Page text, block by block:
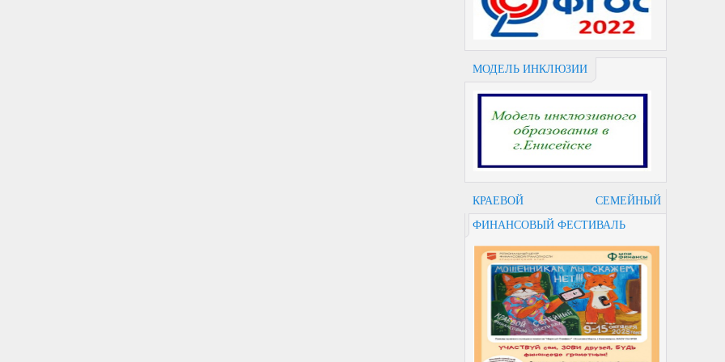
МОДЕЛЬ ИНКЛЮЗИИ
КРАЕВОЙ СЕМЕЙНЫЙ
ФИНАНСОВЫЙ ФЕСТИВАЛЬ